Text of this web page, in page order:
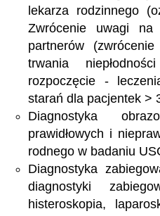
lekarza rodzinnego
Zwrócenie uwagi na
partnerów
trwania
rozpoczęcie -
starań dla pacjentek >
Diagnostyka
prawidłowych i
rodnego w badaniu
Diagnostyka
diagnostyki
histeroskopia,